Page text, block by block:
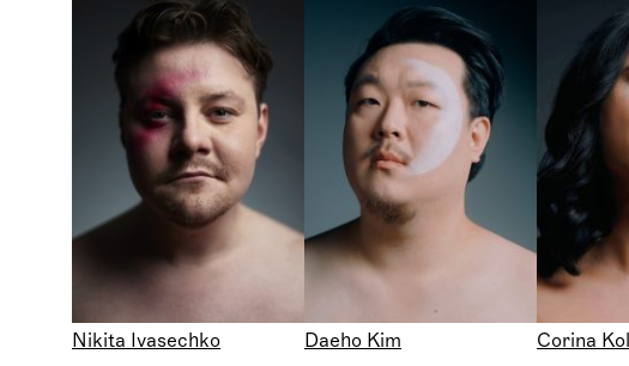
Nikita Ivasechko Daeho Kim Corina